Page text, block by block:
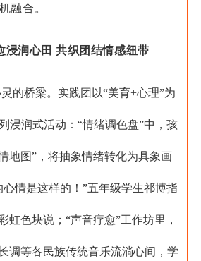
融合。
浸润心田 共织团结情感纽带
的桥梁。实践团以“美育+心理”为
浸润式活动：“情绪调色盘”中，孩
地图”，将抽象情绪转化为具象画
情是这样的！”五年级学生祁博指
虹色块说；“声音疗愈”工作坊里，
调等各民族传统音乐流淌心间，学